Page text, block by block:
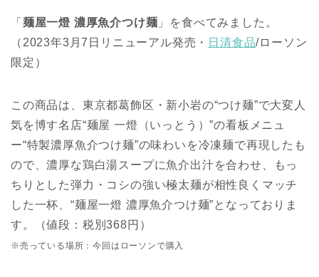
「 麺屋一燈 濃厚魚介つけ麺 」を食べてみました。
（2023年3月7日リニューアル発売・ 日清食品/ローソン
限定）
この商品は、東京都葛飾区・新小岩の“つけ麺”で大変人
気を博す名店“麺屋 一燈（いっとう）”の看板メニュ
ー“特製濃厚魚介つけ麺”の味わいを冷凍麺で再現したも
ので、濃厚な鶏白湯スープに魚介出汁を合わせ、もっ
ちりとした弾力・コシの強い極太麺が相性良くマッチ
した一杯、“麺屋一燈 濃厚魚介つけ麺”となっておりま
す。（値段：税別368円）
※売っている場所：今回はローソンで購入